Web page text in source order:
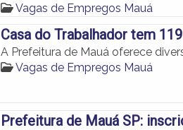
Vagas de Empregos Mauá
Casa do Trabalhador tem
A Prefeitura de Mauá oferece
Vagas de Empregos Mauá
Prefeitura de Mauá SP: